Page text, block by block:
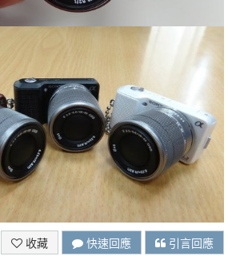
收藏 快速回應 引言回應